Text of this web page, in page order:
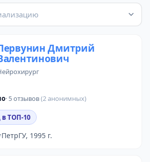
Дмитрий
нейрохирург
· 5 отзывов(2 анонимных)
в ТОП-10
ПетрГУ, 1995 г.